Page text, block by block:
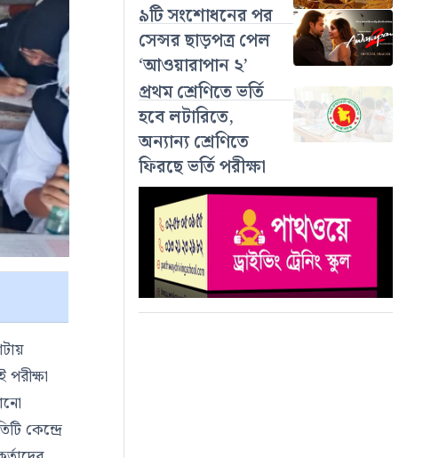
৯টি সংশোধনের পর
সেন্সর ছাড়পত্র পেল
‘আওয়ারাপান ২’
প্রথম শ্রেণিতে ভর্তি
হবে লটারিতে,
অন্যান্য শ্রেণিতে
ফিরছে ভর্তি পরীক্ষা
কেন্দ্রে